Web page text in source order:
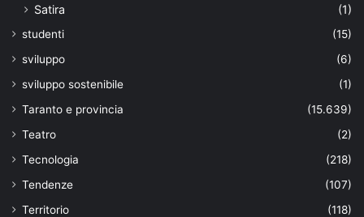
Satira (1)
studenti
(15)
sviluppo
(6)
sviluppo sostenibile
(1)
Taranto e provincia
(15.639)
Teatro
(2)
Tecnologia
(218)
Tendenze
(107)
Territorio
(118)